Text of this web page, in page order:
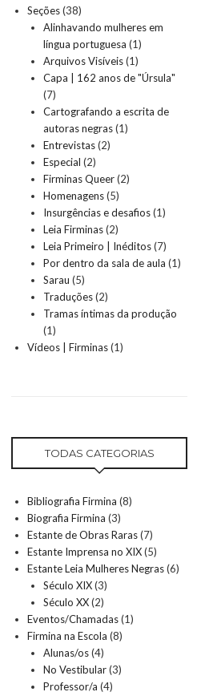
Seções(38)
Alinhavando mulheres em
língua portuguesa (1)
Arquivos Visíveis(1)
Capa | 162 anos de "Úrsula"
(7)
Cartografando a escrita de
autoras negras(1)
Entrevistas(2)
Especial (2)
Firminas Queer(2)
Homenagens(5)
Insurgências e desafios(1)
Leia Firminas(2)
Leia Primeiro | Inéditos(7)
Por dentro da sala de aula (1)
Sarau (5)
Traduções(2)
Tramas íntimas da produção
(1)
Vídeos | Firminas(1)
TODAS CATEGORIAS
Bibliografia Firmina (8)
Biografia Firmina (3)
Estante de Obras Raras(7)
Estante Imprensa no XIX(5)
Estante Leia Mulheres Negras(6)
Século XIX(3)
Século XX(2)
Eventos/Chamadas(1)
Firmina na Escola (8)
Alunas/os(4)
No Vestibular(3)
Professor/a (4)